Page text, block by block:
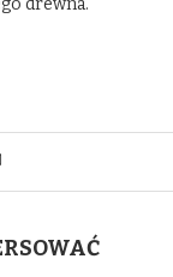
drewna.